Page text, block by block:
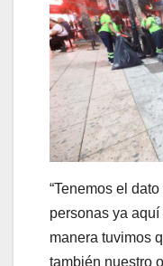
“Tenemos el
personas ya aquí
manera tuvimos
también nuestro